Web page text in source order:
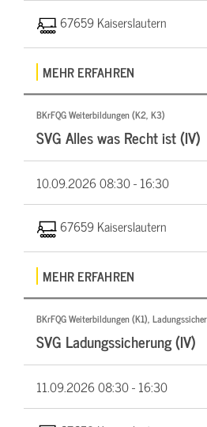
67659 Kaiserslautern
MEHR ERFAHREN
BKrFQG Weiterbildungen (K2, K3)
SVG Alles was Recht ist (IV)
10.09.202608:30 - 16:30
67659 Kaiserslautern
MEHR ERFAHREN
BKrFQG Weiterbildungen (K1),
SVG Ladungssicherung (IV)
11.09.202608:30 - 16:30